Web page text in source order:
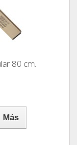
80 cm.
Más